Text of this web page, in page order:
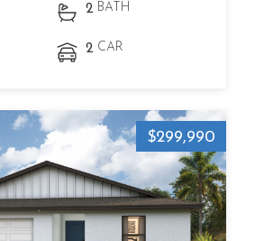
2 BATH
2 CAR
$299,990